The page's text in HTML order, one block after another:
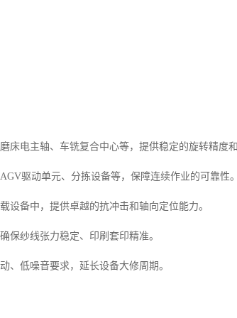
床电主轴、车铣复合中心等，提供稳定的旋转精度和
驱动单元、分拣设备等，保障连续作业的可靠性。
设备中，提供卓越的抗冲击和轴向定位能力。
保纱线张力稳定、印刷套印精准。
、低噪音要求，延长设备大修周期。